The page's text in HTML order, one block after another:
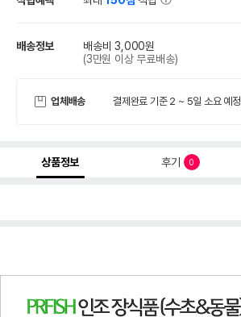
배송정보
배송비 3,000원
(3만원 이상 무료배송)
업체배송 결제완료 기준 2 ~ 5일 소요 예정
상품정보 후기 0